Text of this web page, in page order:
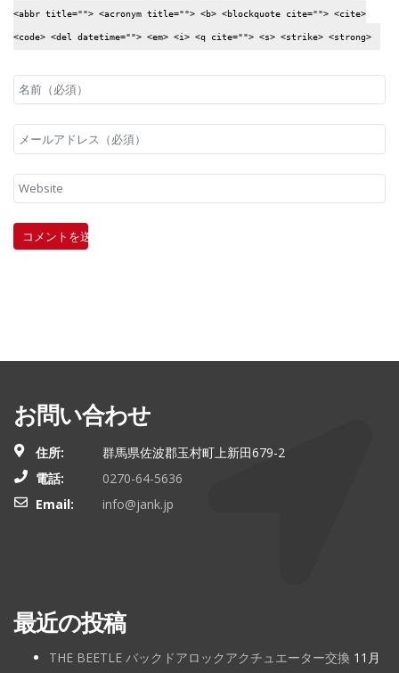
<abbr title=""> <acronym title=""> <b> <blockquote cite=""> <cite>
<code> <del datetime=""> <em> <i> <q cite=""> <s> <strike> <strong>
お問い合わせ
住所:
群馬県佐波郡玉村町上新田679-2
電話:
0270-64-5636
Email:
info@jank.jp
最近の投稿
THE BEETLE バックドアロックアクチュエーター交換 11月